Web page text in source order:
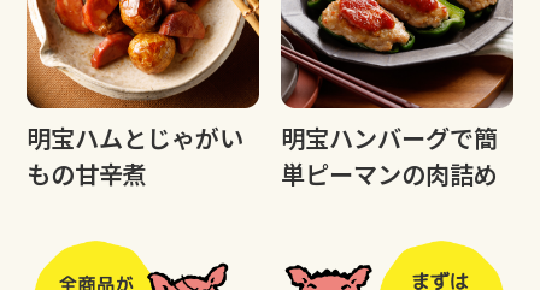
明宝ハムとじゃがい
もの甘辛煮
明宝ハンバーグで簡
単ピーマンの肉詰め